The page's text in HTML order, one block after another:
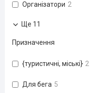
Організатори 2
Ще 11
Призначення
{туристичні, міські} 2
Для бега 5